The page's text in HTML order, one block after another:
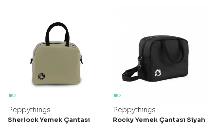
Peppythings
Sherlock Yemek Çantası
Peppythings
Rocky Yemek Çantası Siyah